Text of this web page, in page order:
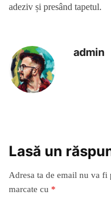
adeziv și presând tapetul.
admin
Lasă un
Adresa ta de email nu va fi
marcate cu *